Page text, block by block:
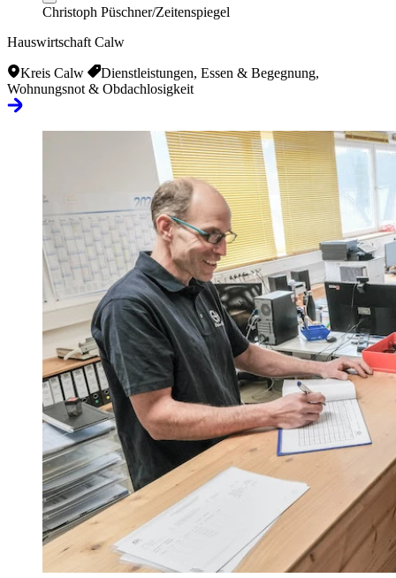
Christoph Püschner/Zeitenspiegel
Hauswirtschaft Calw
Kreis Calw
Dienstleistungen, Essen & Begegnung,
Wohnungsnot & Obdachlosigkeit